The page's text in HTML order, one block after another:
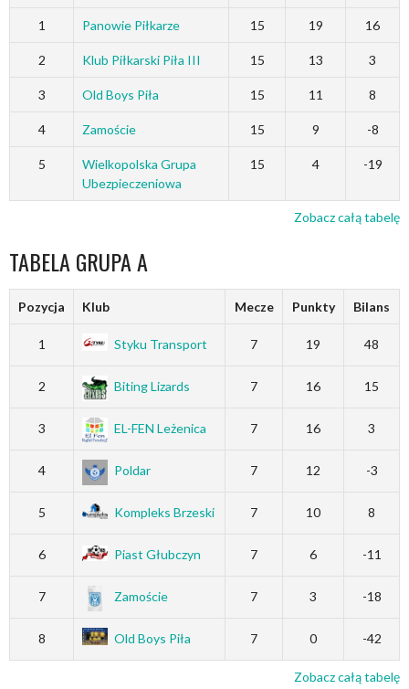
1 Panowie Piłkarze 15 19 16
2 Klub Piłkarski Piła III 15 13 3
3 Old Boys Piła 15 11 8
4 Zamoście 15 9 -8
5
Wielkopolska Grupa
Ubezpieczeniowa
15 4 -19
Zobacz całą tabelę
TABELA GRUPA A
Pozycja Klub Mecze Punkty Bilans
1 Styku Transport 7 19 48
2 Biting Lizards 7 16 15
3 EL-FEN Leżenica 7 16 3
4 Poldar 7 12 -3
5 Kompleks Brzeski 7 10 8
6 Piast Głubczyn 7 6 -11
7 Zamoście 7 3 -18
8 Old Boys Piła 7 0 -42
Zobacz całą tabelę